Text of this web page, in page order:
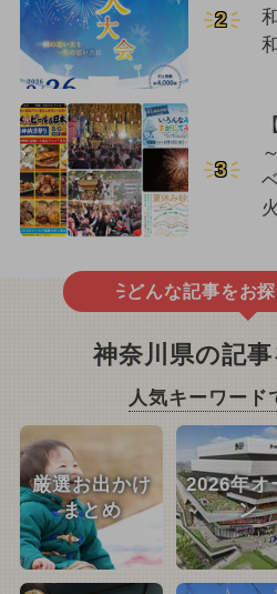
2
3
どんな記事をお
神奈川県の記
人気キーワード
厳選お出かけ
まとめ
2026年オ
ン